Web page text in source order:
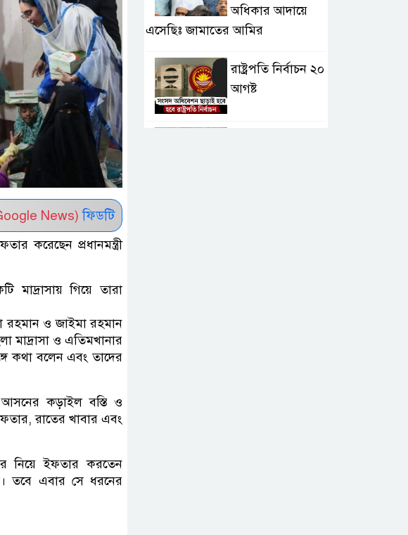
News) ফিডটি
করেছেন প্রধানমন্ত্রী
মাদ্রাসায় গিয়ে তারা
রহমান ও জাইমা রহমান
মাদ্রাসা ও এতিমখানার
কথা বলেন এবং তাদের
আসনের কড়াইল বস্তি ও
রাতের খাবার এবং
নিয়ে ইফতার করতেন
তবে এবার সে ধরনের
অধিকার আদায়ে
এসেছিঃ জামাতের আমির
রাষ্ট্রপতি নির্বাচন ২০
আগষ্ট